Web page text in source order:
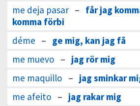
me deja pasar – får jag
komma förbi
déme – ge mig, kan jag få
me muevo – jag rör mig
me maquillo – jag sminkar
me afeito – jag rakar mig